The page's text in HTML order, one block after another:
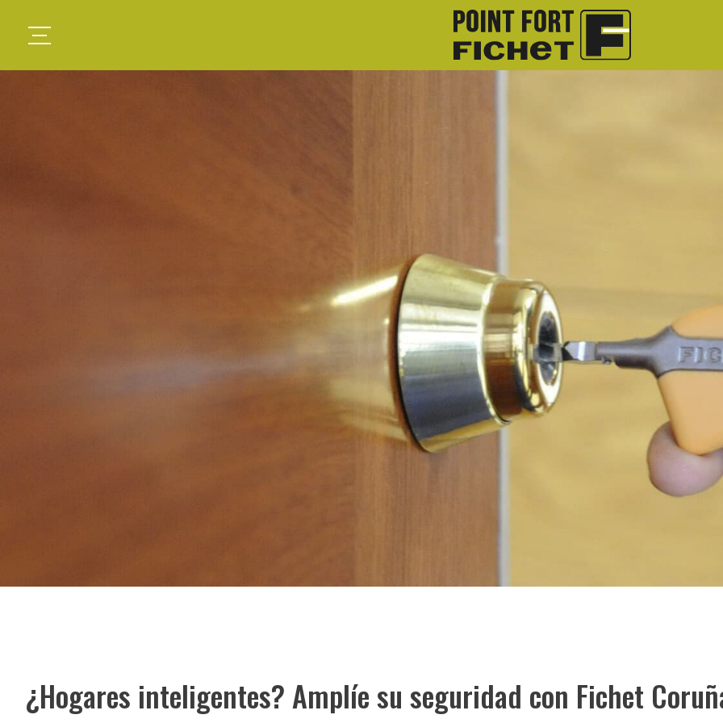
¿Hogares inteligentes? Amplíe su seguridad con Fichet